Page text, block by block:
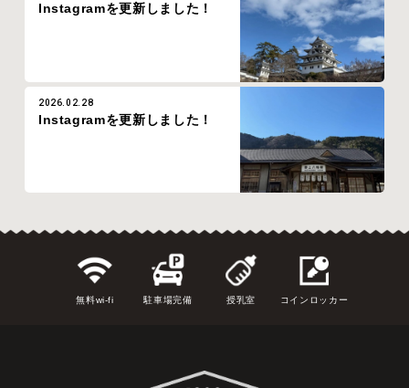
Instagramを更新しました！
2026.02.28
Instagramを更新しました！
無料wi-fi 駐車場完備 授乳室 コインロッカー